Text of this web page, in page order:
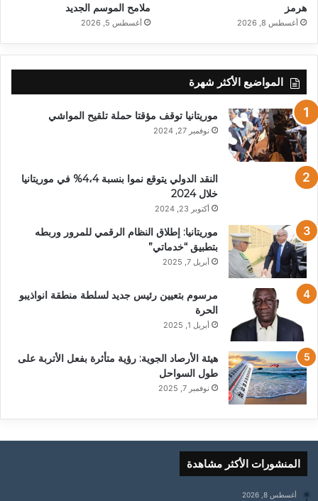
هرمز
أغسطس 8, 2026
ملامح الموسم الجديد
أغسطس 5, 2026
المواضيع الأكثر شهرة
موريتانيا توقف مؤقتا حملة تلقيح المواشي
نوفمبر 27, 2024
النقد الدولي يتوقع نموا بنسبة 4،4% في موريتانيا
خلال 2024
أكتوبر 23, 2024
موريتانيا: إطلاق النظام الرقمي للمرور وربطه
بتطبيق “خدماتي”
أبريل 7, 2025
مرسوم بتعيين رئيس جديد لسلطة منطقة انواذيبو
الحرة
أبريل 1, 2025
هيئة الأرصاد الجوية: رؤية متأثرة بفعل الأتربة على
طول السواحل
نوفمبر 7, 2025
المنشورات الأكثر مشاهدة
أغسطس 8, 2026